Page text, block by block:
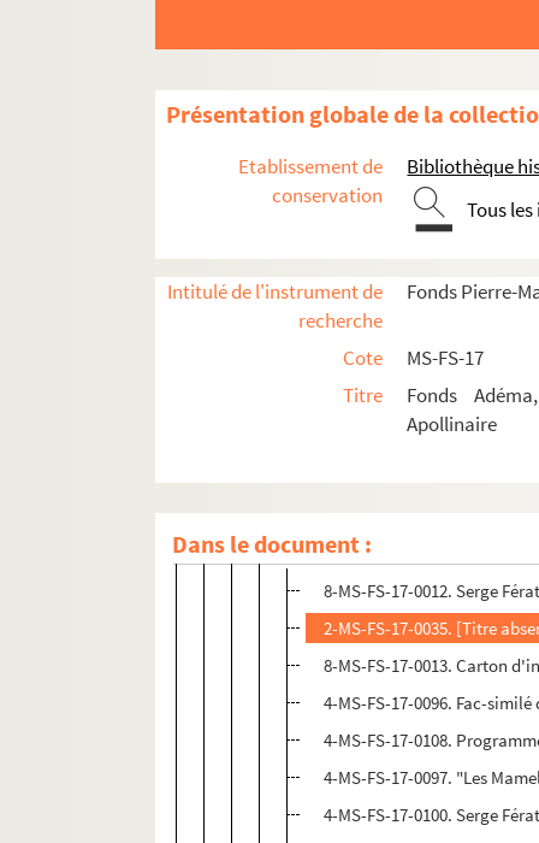
Présentation globale de la
Etablissement de
conservation
Bibliothèque
Tous
Intitulé de l'instrument de
recherche
Fonds Pierre-
Cote
MS-FS-17
Titre
Fonds
Apollinaire
Dans le document :
Œuvres
Textes et éditions érotiques
Création
8-MS-FS-17-0012. Serge
2-MS-FS-17-0035. [Titre
8-MS-FS-17-0013. Carton
4-MS-FS-17-0096. Fac-
4-MS-FS-17-0108.
4-MS-FS-17-0097. "Les
4-MS-FS-17-0100. Serge